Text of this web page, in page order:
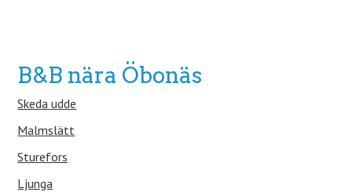
B&B nära Öbonäs
Skeda udde
Malmslätt
Sturefors
Ljunga